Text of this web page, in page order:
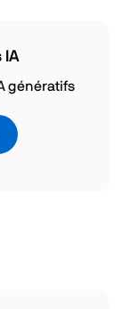
IA
génératifs